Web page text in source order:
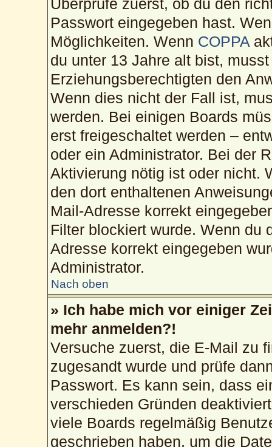
Überprüfe zuerst, ob du den
Passwort eingegeben hast.
Möglichkeiten. Wenn COPPA
du unter 13 Jahre alt bist,
Erziehungsberechtigten den
Wenn dies nicht der Fall ist,
werden. Bei einigen Boards
erst freigeschaltet werden –
oder ein Administrator. Bei der
Aktivierung nötig ist oder nicht.
den dort enthaltenen
Mail-Adresse korrekt
Filter blockiert wurde. Wenn du
Adresse korrekt eingegeben
Administrator.
Nach oben
» Ich habe mich vor einiger
mehr anmelden?!
Versuche zuerst, die E-Mail zu
zugesandt wurde und prüfe
Passwort. Es kann sein, dass
verschieden Gründen
viele Boards regelmäßig
geschrieben haben, um die